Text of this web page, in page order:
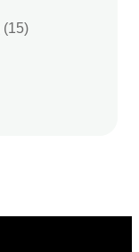
(15)